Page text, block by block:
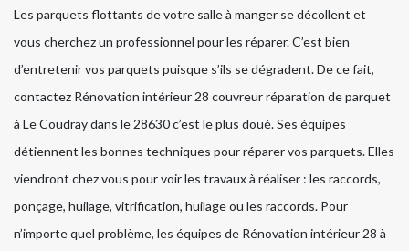
Les parquets flottants de votre salle à manger se décollent et
vous cherchez un professionnel pour les réparer. C’est bien
d’entretenir vos parquets puisque s’ils se dégradent. De ce fait,
contactez Rénovation intérieur 28 couvreur réparation de parquet
à Le Coudray dans le 28630 c’est le plus doué. Ses équipes
détiennent les bonnes techniques pour réparer vos parquets. Elles
viendront chez vous pour voir les travaux à réaliser : les raccords,
ponçage, huilage, vitrification, huilage ou les raccords. Pour
n’importe quel problème, les équipes de Rénovation intérieur 28 à